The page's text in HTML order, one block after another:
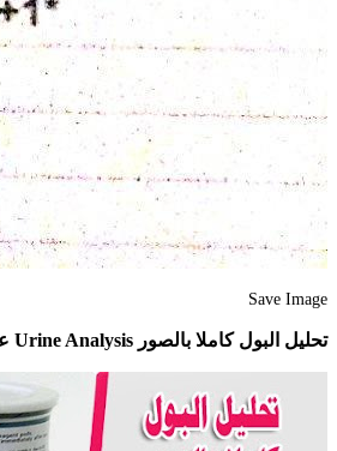
Save Image
تحليل البول كاملا بالصور Urine Analysis علومنجى دوت كوم